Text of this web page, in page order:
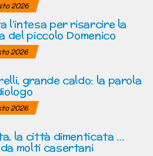
2026
l’intesa per risarcire la
del piccolo Domenico
2026
grande caldo: la parola
2026
la città dimenticata …
molti casertani